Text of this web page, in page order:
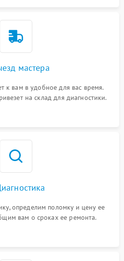
мастера
к вам в удобное для вас время.
на склад для диагностики.
определим поломку и цену ее
вам о сроках ее ремонта.